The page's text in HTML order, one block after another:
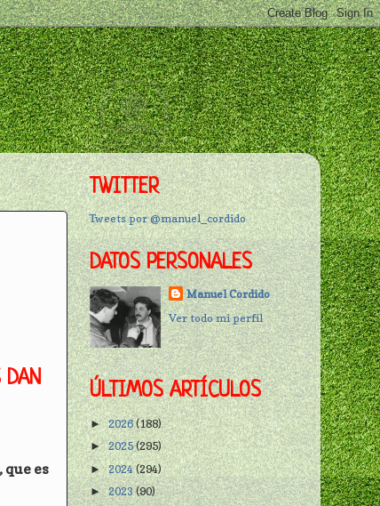
DAN
que es
TWITTER
Tweets por @manuel_cordido
DATOS PERSONALES
Manuel Cordido
Ver todo mi perfil
ÚLTIMOS ARTÍCULOS
►2026(188)
►2025(295)
►2024(294)
►2023(90)